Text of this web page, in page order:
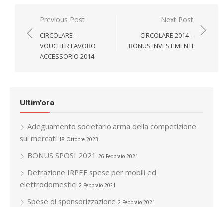
Navigazione
articoli
Previous Post
CIRCOLARE –
VOUCHER LAVORO
ACCESSORIO 2014
Next Post
CIRCOLARE 2014 –
BONUS INVESTIMENTI
Ultim’ora
Adeguamento societario arma della competizione
sui mercati 18 Ottobre 2023
BONUS SPOSI 2021 26 Febbraio 2021
Detrazione IRPEF spese per mobili ed
elettrodomestici 2 Febbraio 2021
Spese di sponsorizzazione 2 Febbraio 2021